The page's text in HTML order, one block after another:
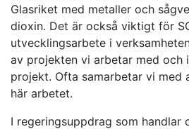
Glasriket med metaller och
dioxin. Det är också viktigt för
utvecklingsarbete i
av projekten vi arbetar med och
projekt. Ofta samarbetar vi med
här arbetet.
I regeringsuppdrag som handlar